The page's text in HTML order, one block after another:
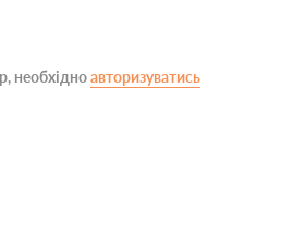
необхідноавторизуватись